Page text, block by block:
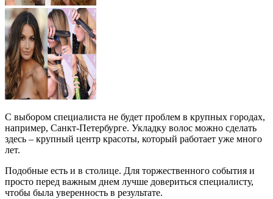
С выбором специалиста не будет проблем в крупных городах,
например, Санкт-Петербурге. Укладку волос можно сделать
здесь – крупный центр красоты, который работает уже много
лет.
Подобные есть и в столице. Для торжественного события и
просто перед важным днем лучше довериться специалисту,
чтобы была уверенность в результате.